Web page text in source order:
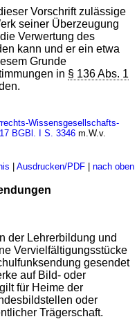
Vorschrift zulässige
seiner Überzeugung
Verwertung des
kann und er ein etwa
Grunde
in § 136 Abs. 1
Wissensgesellschafts-
BGBl. I S. 3346 m.W.v.
| Ausdrucken/PDF| nach oben
der Lehrerbildung und
Vervielfältigungsstücke
gesendet
auf Bild- oder
für Heime der
oder
Trägerschaft.